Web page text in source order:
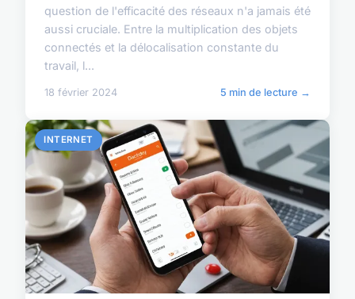
question de l'efficacité des réseaux n'a jamais été
aussi cruciale. Entre la multiplication des objets
connectés et la délocalisation constante du
travail, l...
18 février 2024 5 min de lecture →
INTERNET